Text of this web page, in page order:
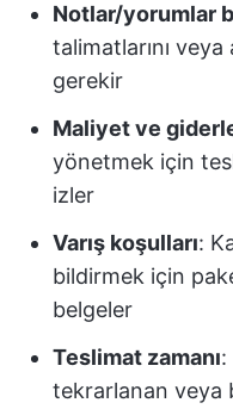
Notlar/yorumlar
talimatlarını
gerekir
Maliyet ve
yönetmek için
izler
Varış koşulları:
bildirmek için
belgeler
Teslimat zamanı:
tekrarlanan veya